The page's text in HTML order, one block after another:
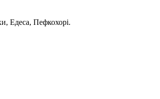
Едеса, Пефкохорі.